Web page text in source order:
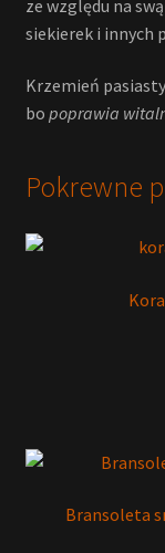
ze względu na
siekierek i innych
Krzemień
bo poprawia
Pokrewne
Bransoleta